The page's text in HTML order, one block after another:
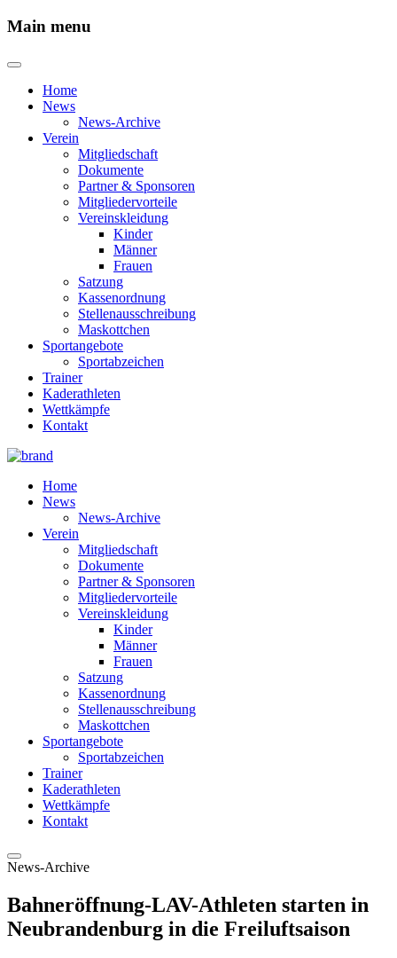
Main menu
Home
News
News-Archive
Verein
Mitgliedschaft
Dokumente
Partner & Sponsoren
Mitgliedervorteile
Vereinskleidung
Kinder
Männer
Frauen
Satzung
Kassenordnung
Stellenausschreibung
Maskottchen
Sportangebote
Sportabzeichen
Trainer
Kaderathleten
Wettkämpfe
Kontakt
Home
News
News-Archive
Verein
Mitgliedschaft
Dokumente
Partner & Sponsoren
Mitgliedervorteile
Vereinskleidung
Kinder
Männer
Frauen
Satzung
Kassenordnung
Stellenausschreibung
Maskottchen
Sportangebote
Sportabzeichen
Trainer
Kaderathleten
Wettkämpfe
Kontakt
News-Archive
Bahneröffnung-LAV-Athleten starten in
Neubrandenburg in die Freiluftsaison